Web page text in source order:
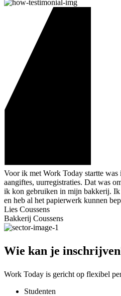
Voor ik met Work Today startte
aangiftes, uurregistraties. Dat was
ik kon gebruiken in mijn bakkerij. Ik
en heb al het papierwerk kunnen
Lies Coussens
Bakkerij Coussens
Wie kan je
Work Today is gericht op flexibel
Studenten